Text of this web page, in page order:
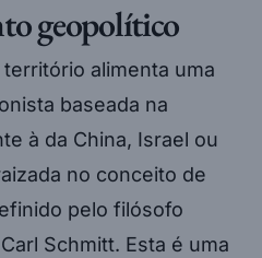
geopolítico
alimenta uma
baseada na
à da China, Israel ou
no conceito de
pelo filósofo
Schmitt. Esta é uma